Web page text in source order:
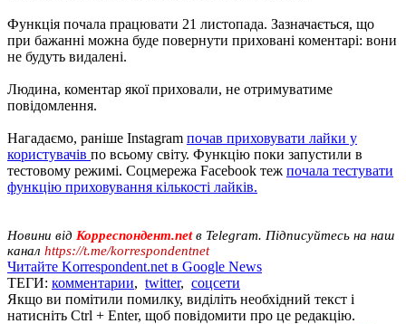
Функція почала працювати 21 листопада. Зазначається, що
при бажанні можна буде повернути приховані коментарі: вони
не будуть видалені.
Людина, коментар якої приховали, не отримуватиме
повідомлення.
Нагадаємо, раніше Instagram почав приховувати лайки у
користувачів по всьому світу. Функцію поки запустили в
тестовому режимі. Соцмережа Facebook теж почала тестувати
функцію приховування кількості лайків.
Новини від Корреспондент.netв Telegram. Підписуйтесь на наш
канал https://t.me/korrespondentnet
Читайте Korrespondent.net в Google News
ТЕГИ: комментарии, twitter, соцсети
Якщо ви помітили помилку, виділіть необхідний текст і
натисніть Ctrl + Enter, щоб повідомити про це редакцію.